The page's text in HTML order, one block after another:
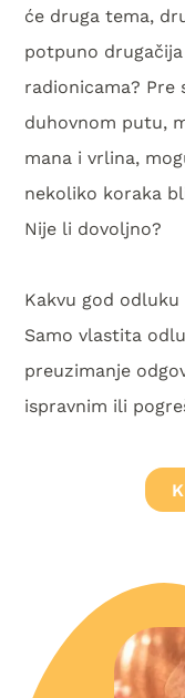
će druga tema,
potpuno
radionicama? Pre
duhovnom putu,
mana i vrlina,
nekoliko koraka
Nije li dovoljno?
Kakvu god
Samo vlastita
preuzimanje
ispravnim ili